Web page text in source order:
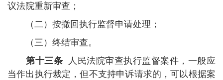
议法院重新审查；
（二）按撤回执行监督申请处理；
（三）终结审查。
第十三条 人民法院审查执行监督案件，一般应
当作出执行裁定，但不支持申诉请求的，可以根据案